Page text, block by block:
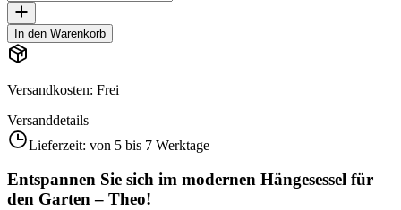
In den Warenkorb
Versandkosten: Frei
Versanddetails
Lieferzeit: von 5 bis 7 Werktage
Entspannen Sie sich im modernen Hängesessel für
den Garten – Theo!